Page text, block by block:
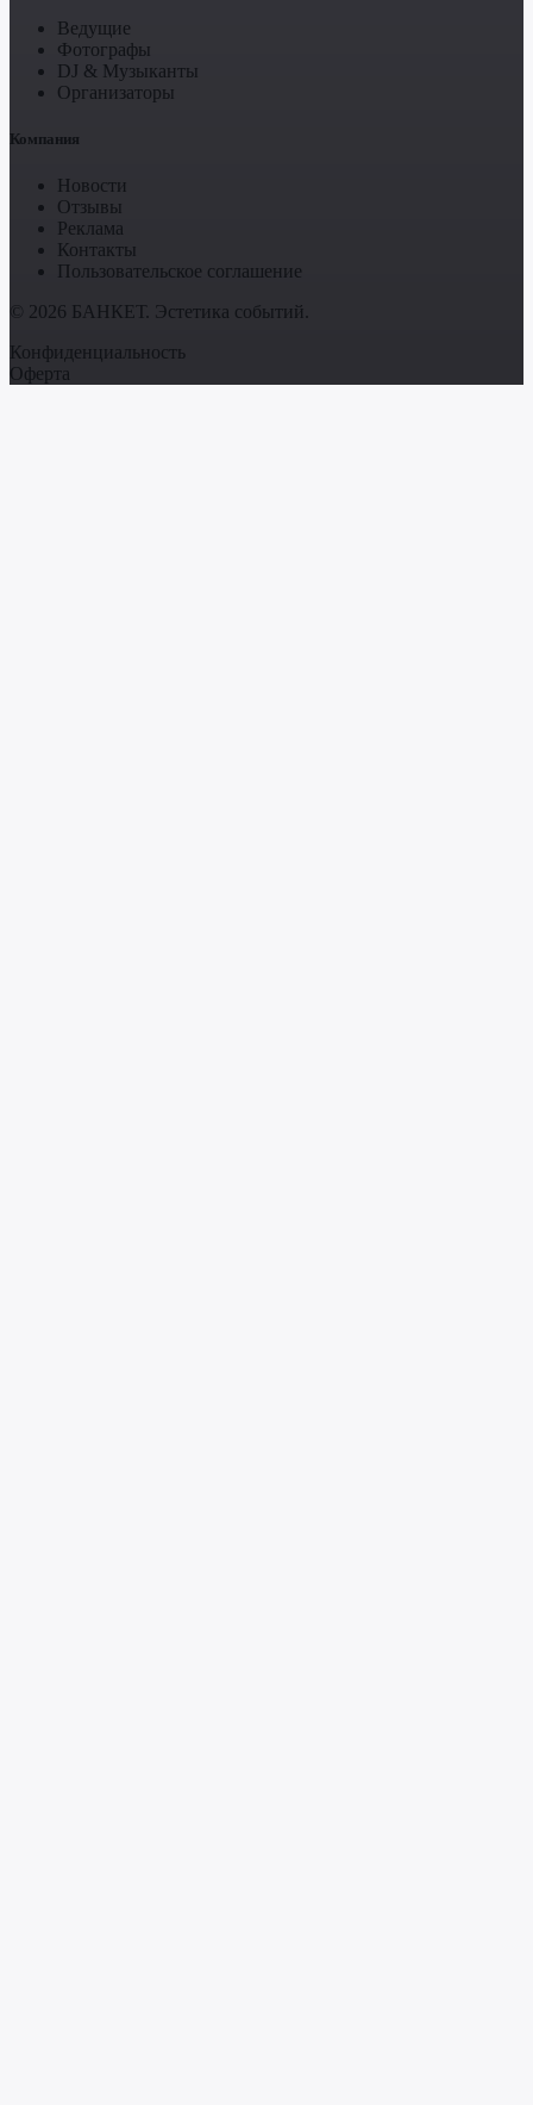
Ведущие
Фотографы
DJ & Музыканты
Организаторы
Компания
Новости
Отзывы
Реклама
Контакты
Пользовательское соглашение
© 2026 БАНКЕТ. Эстетика событий.
Конфиденциальность
Оферта